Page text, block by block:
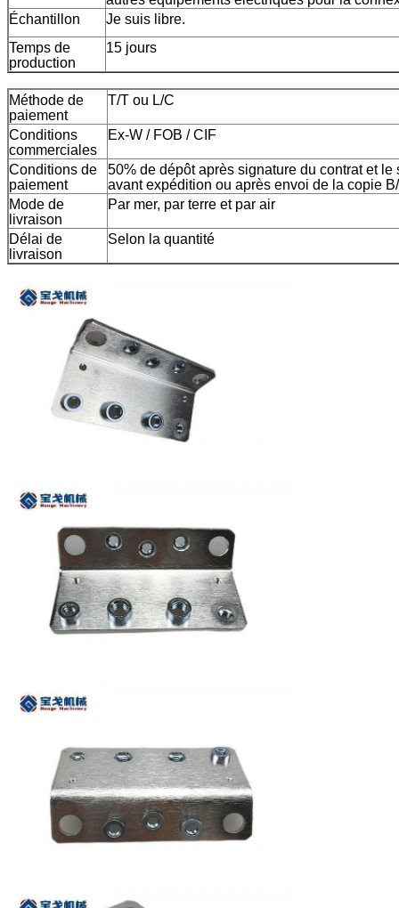
Échantillon
Je suis libre.
Temps de
production
15 jours
Méthode de
paiement
T/T ou L/C
Conditions
commerciales
Ex-W / FOB / CIF
Conditions de
paiement
50% de dépôt après signature du contrat et le
avant expédition ou après envoi de la copie
Mode de
livraison
Par mer, par terre et par air
Délai de
livraison
Selon la quantité